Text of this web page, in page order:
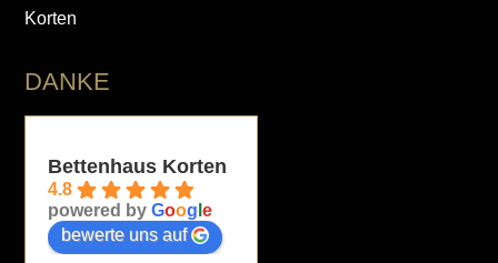
Korten
DANKE
Bettenhaus Korten
4.8
powered byGoog le
bewerte uns auf